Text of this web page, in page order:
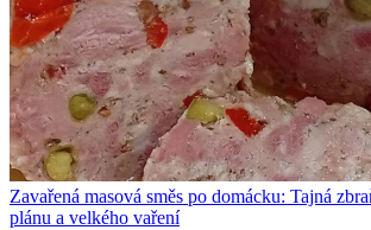
Zavařená masová směs po domácku: Tajná
plánu a velkého vaření